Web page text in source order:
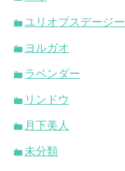
ユリオプスデージー
ヨルガオ
ラベンダー
リンドウ
月下美人
未分類